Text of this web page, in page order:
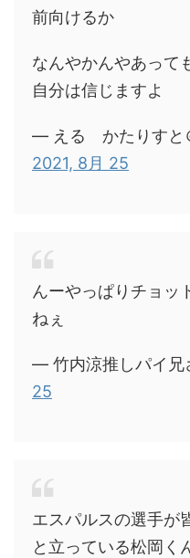
前向けるか
なんやかんやあって
自分は信じますよ
— える かたりすと
2021, 8月 25
んーやっぱりチョッ
ねぇ
— 竹内涼推しパイ兄
25
エスパルスの選手が
と立っている松岡く